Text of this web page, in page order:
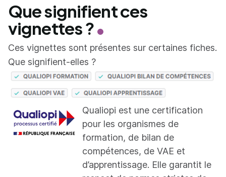
Que signifient ces
vignettes ?
Ces vignettes sont présentes sur certaines fiches.
Que signifient-elles ?
Qualiopi est une certification
pour les organismes de
formation, de bilan de
compétences, de VAE et
d’apprentissage. Elle garantit le